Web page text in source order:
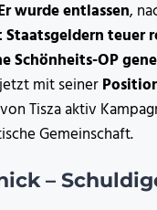
wurde entlassen,
teuer
Schönheits-OP
mit seiner
Tisza aktiv
Gemeinschaft.
–